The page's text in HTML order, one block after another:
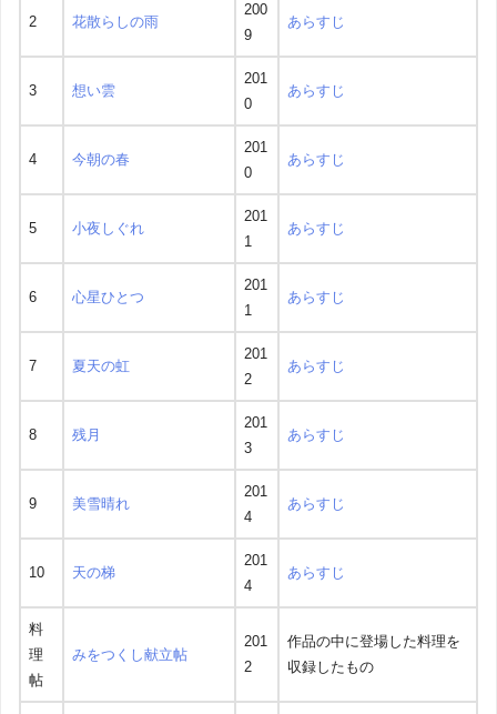
2 花散らしの雨
200
9
あらすじ
3 想い雲
201
0
あらすじ
4 今朝の春
201
0
あらすじ
5 小夜しぐれ
201
1
あらすじ
6 心星ひとつ
201
1
あらすじ
7 夏天の虹
201
2
あらすじ
8 残月
201
3
あらすじ
9 美雪晴れ
201
4
あらすじ
10 天の梯
201
4
あらすじ
料
理
帖
みをつくし献立帖
201
2
作品の中に登場した料理を
収録したもの